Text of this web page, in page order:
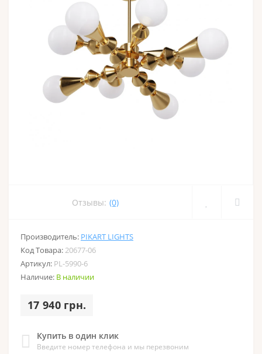
Отзывы: (0)
Производитель: PIKART LIGHTS
Код Товара:20677-06
Артикул: PL-5990-6
Наличие: В наличии
17 940 грн.
Купить в один клик
Введите номер телефона и мы перезвоним